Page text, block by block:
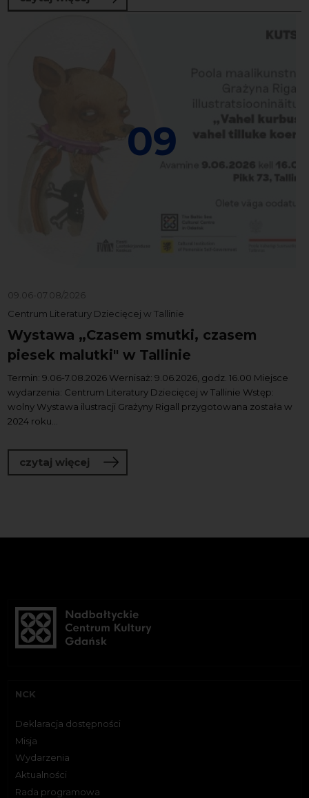
09
09.06-07.08/2026
Centrum Literatury Dziecięcej w Tallinie
Wystawa „Czasem smutki, czasem
piesek malutki" w Tallinie
Termin: 9.06-7.08.2026 Wernisaż: 9.06.2026, godz. 16.00 Miejsce
wydarzenia: Centrum Literatury Dziecięcej w Tallinie Wstęp:
wolny Wystawa ilustracji Grażyny Rigall przygotowana została w
2024 roku...
czytaj więcej o Wystawa „Czasem smutki, czasem
NCK
Deklaracja dostępności
Misja
Wydarzenia
Aktualności
Rada programowa